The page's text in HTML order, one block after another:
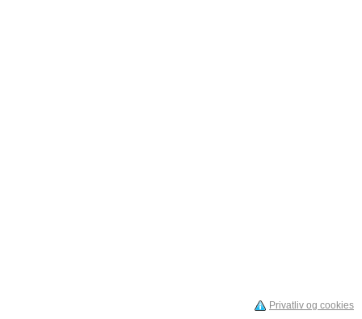
Privatliv og cookies